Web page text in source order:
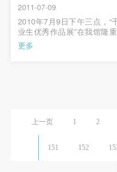
2011-07-09
2010年7月9日下午三点，
业生优秀作品展”在我馆隆
冰，学术委员会副主任孙景
李洋，造型学院院长苏新平
更多
上一页 1 2
151 152